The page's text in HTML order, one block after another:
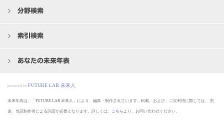
分野検索
索引検索
あなたの未来年表
未来年表は、「FUTURE LAB 未来人」により、編集・制作されています。転載、および、二次利用に際しては、 別
途、当該制作者による許諾が必要となります。詳しくは、 こちら より、お問い合わせください。
powered by FUTURE LAB 未来人